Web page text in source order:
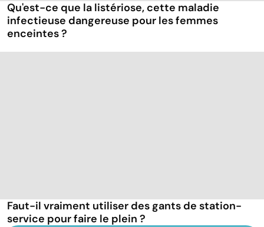
Qu'est-ce que la listériose, cette maladie
infectieuse dangereuse pour les femmes
enceintes ?
Faut-il vraiment utiliser des gants de station-
service pour faire le plein ?